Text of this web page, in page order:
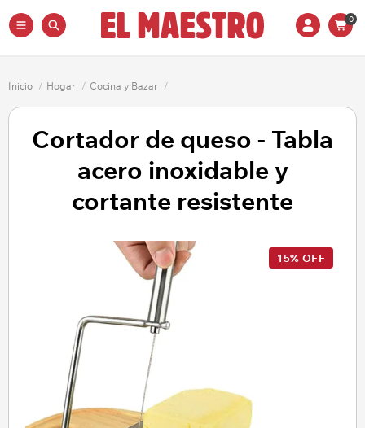
0
Inicio / Hogar / Cocina y Bazar /
Cortador de queso - Tabla
acero inoxidable y
cortante resistente
15% OFF